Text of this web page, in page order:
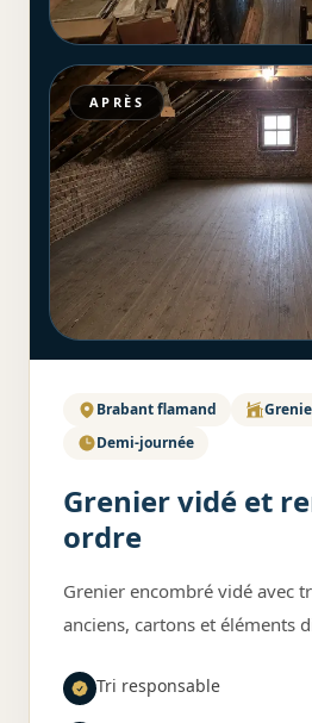
APRÈS
Brabant flamand
Demi-journée
Grenier vidé et
ordre
Grenier encombré vidé avec
anciens, cartons et éléments
Tri responsable